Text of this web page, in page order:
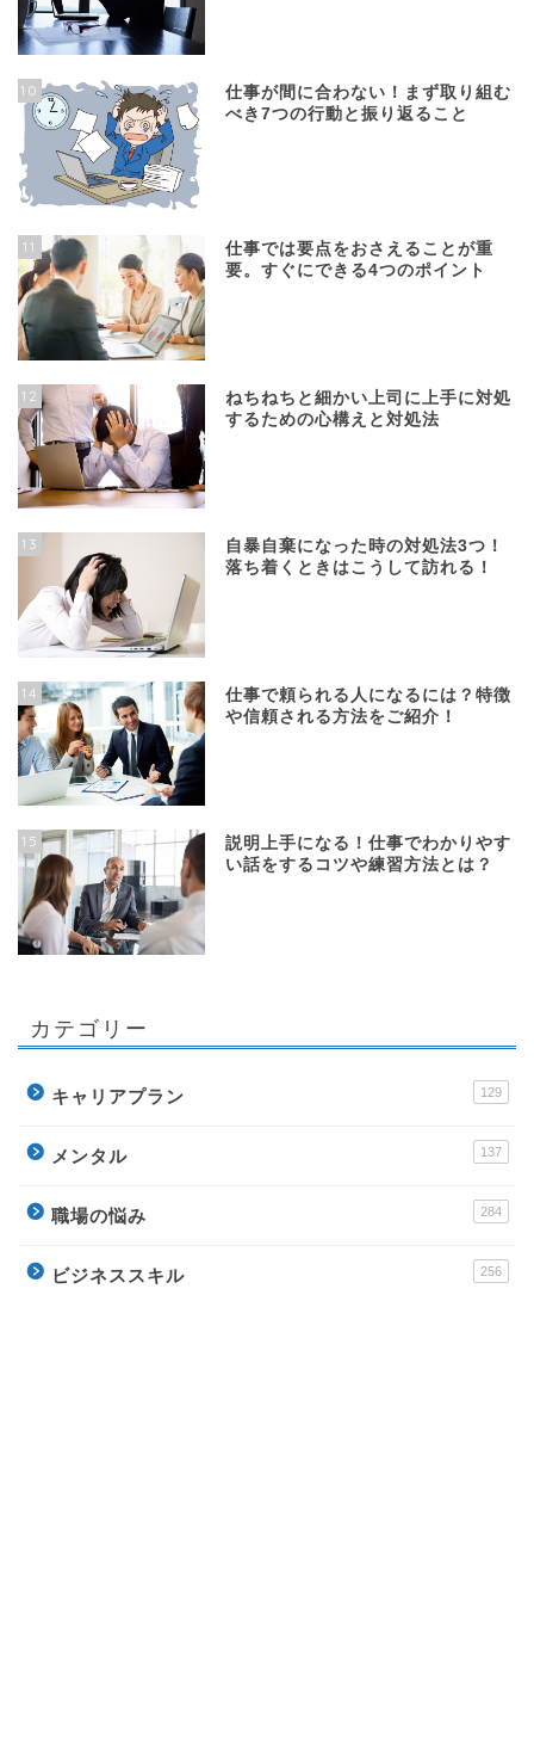
10
仕事が間に合わない！まず取り組む
べき7つの行動と振り返ること
11
仕事では要点をおさえることが重
要。すぐにできる4つのポイント
12
ねちねちと細かい上司に上手に対処
するための心構えと対処法
13
自暴自棄になった時の対処法3つ！
落ち着くときはこうして訪れる！
14
仕事で頼られる人になるには？特徴
や信頼される方法をご紹介！
15
説明上手になる！仕事でわかりやす
い話をするコツや練習方法とは？
カテゴリー
キャリアプラン 129
メンタル 137
職場の悩み 284
ビジネススキル 256